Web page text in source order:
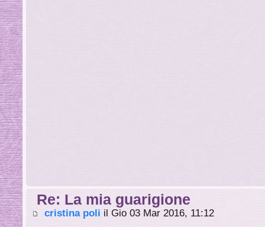
Re: La mia guarigione
cristina poli il Gio 03 Mar 2016, 11:12